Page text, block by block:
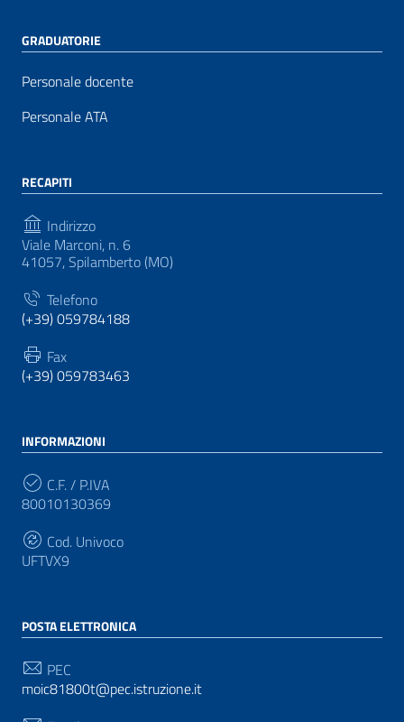
GRADUATORIE
Personale docente
Personale ATA
RECAPITI
Indirizzo
Viale Marconi, n. 6
41057, Spilamberto (MO)
Telefono
(+39) 059784188
Fax
(+39) 059783463
INFORMAZIONI
C.F. / P.IVA
80010130369
Cod. Univoco
UFTVX9
POSTA ELETTRONICA
PEC
moic81800t@pec.istruzione.it